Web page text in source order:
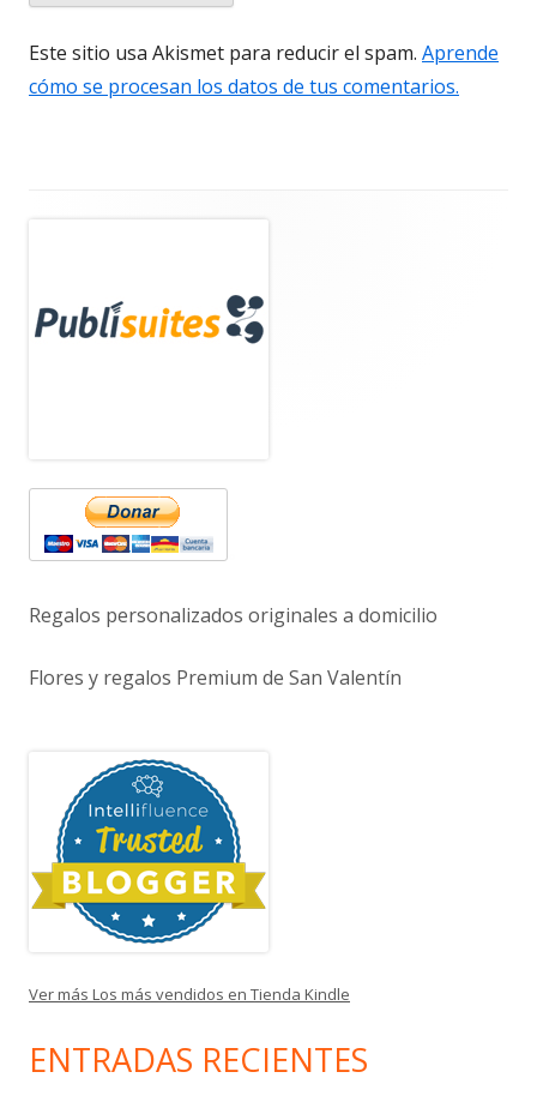
Este sitio usa Akismet para reducir el spam. Aprende
cómo se procesan los datos de tus comentarios.
lateral
principal
Regalos personalizados originales a domicilio
Flores y regalos Premium de San Valentín
Ver más Los más vendidos en Tienda Kindle
ENTRADAS RECIENTES